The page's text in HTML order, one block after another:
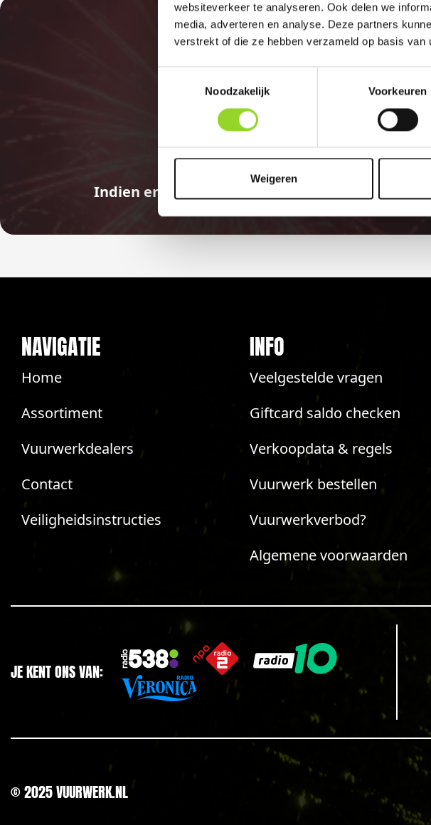
websiteverkeer te analyseren. Ook delen we
media, adverteren en analyse. Deze partners
verstrekt of die ze hebben verzameld op basis van
Noodzakelijk
Voorkeuren
Weigeren GELD
Indien er in 2026 weer een landelijk
NAVIGATIE
Home
Assortiment
Vuurwerkdealers
Contact
Veiligheidsinstructies
INFO
Veelgestelde vragen
Giftcard saldo checken
Verkoopdata & regels
Vuurwerk bestellen
Vuurwerkverbod?
Algemene voorwaarden
JE KENT ONS VAN:
© 2025 VUURWERK.NL